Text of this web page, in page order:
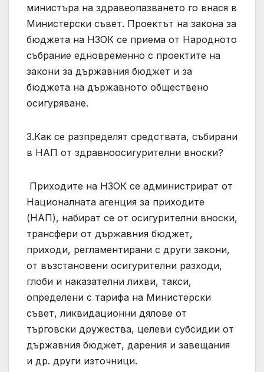
министъра на здравеопазването го внася в
Министерски съвет. Проектът на закона за
бюджета на НЗОК се приема от Народното
събрание едновременно с проектите на
закони за държавния бюджет и за
бюджета на държавното обществено
осигуряване.
3.Как се разпределят средствата, събирани
в НАП от здравноосигурителни вноски?
Приходите на НЗОК се администрират от
Националната агенция за приходите
(НАП), набират се от осигурителни вноски,
трансфери от държавния бюджет,
приходи, регламентирани с други закони,
от възстановени осигурителни разходи,
глоби и наказателни лихви, такси,
определени с тарифа на Министерски
съвет, ликвидационни дялове от
търговски дружества, целеви субсидии от
държавния бюджет, дарения и завещания
и др. други източници.